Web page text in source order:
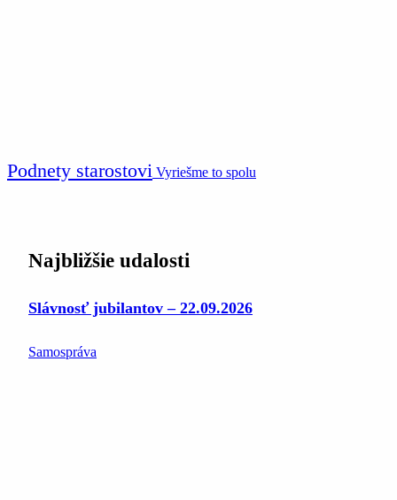
Podnety starostovi Vyriešme to spolu
Najbližšie udalosti
Slávnosť jubilantov – 22.09.2026
Samospráva